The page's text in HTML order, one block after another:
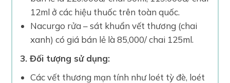
12ml ở các hiệu thuốc trên toàn quốc.
Nacurgo rửa – sát khuẩn vết thương (chai
xanh) có giá bán lẻ là 85,000/ chai 125ml.
3. Đối tượng sử dụng:
Các vết thương mạn tính như loét tỳ đè, loét